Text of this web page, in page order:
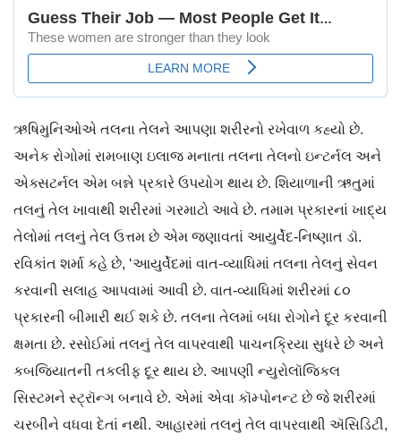
ઋષિમુનિઓએ તલના તેલને આપણા શરીરનો રખેવાળ કહ્યો છે.
અનેક રોગોમાં રામબાણ ઇલાજ મનાતા તલના તેલનો ઇન્ટર્નલ અને
એક્સટર્નલ એમ બન્ને પ્રકારે ઉપયોગ થાય છે. શિયાળાની ઋતુમાં
તલનું તેલ ખાવાથી શરીરમાં ગરમાટો આવે છે. તમામ પ્રકારનાં ખાદ્ય
તેલોમાં તલનું તેલ ઉત્તમ છે એમ જણાવતાં આયુર્વેદ-નિષ્ણાત ડૉ.
રવિકાંત શર્મા કહે છે, ‘આયુર્વેદમાં વાત-વ્યાધિમાં તલના તેલનું સેવન
કરવાની સલાહ આપવામાં આવી છે. વાત-વ્યાધિમાં શરીરમાં ૮૦
પ્રકારની બીમારી થઈ શકે છે. તલના તેલમાં બધા રોગોને દૂર કરવાની
ક્ષમતા છે. રસોઈમાં તલનું તેલ વાપરવાથી પાચનક્રિયા સુધરે છે અને
કબજિયાતની તકલીફ દૂર થાય છે. આપણી ન્યુરોલૉજિકલ
સિસ્ટમને સ્ટ્રૉન્ગ બનાવે છે. એમાં એવા કૉમ્પોનન્ટ છે જે શરીરમાં
ચરબીને વધવા દેતાં નથી. આહારમાં તલનું તેલ વાપરવાથી ઍસિડિટી,